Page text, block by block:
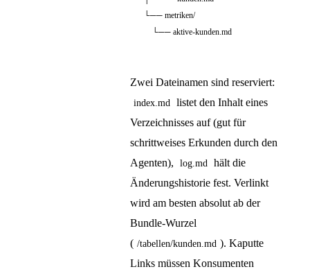
└── metriken/
Zwei Dateinamen sind reserviert:
index.md
listet den Inhalt eines
Verzeichnisses auf (gut für
schrittweises Erkunden durch den
Agenten),
log.md
hält die
Änderungshistorie fest. Verlinkt
wird am besten absolut ab der
Bundle-Wurzel
( /tabellen/kunden.md ). Kaputte
Links müssen Konsumenten